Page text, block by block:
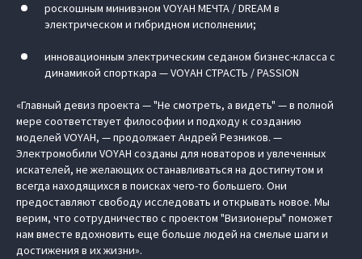
роскошным минивэном VOYAH МЕЧТА / DREAM в
электрическом и гибридном исполнении;
инновационным электрическим седаном бизнес-класса с
динамикой спорткара — VOYAH СТРАСТЬ / PASSION
«Главный девиз проекта — "Не смотреть, а видеть" — в полной
мере соответствует философии и подходу к созданию
моделей VOYAH, — продолжает Андрей Резников. —
Электромобили VOYAH созданы для новаторов и увлеченных
искателей, не желающих останавливаться на достигнутом и
всегда находящихся в поисках чего-то большего. Они
предоставляют свободу исследовать и открывать новое. Мы
верим, что сотрудничество с проектом "Визионеры" поможет
нам вместе вдохновить еще больше людей на смелые шаги и
достижения в их жизни».